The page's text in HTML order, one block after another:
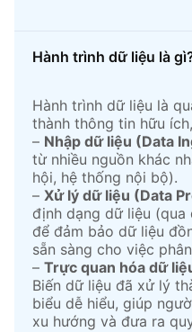
Hành trình dữ liệu là
Hành trình dữ liệu là
thành thông tin hữu
– Nhập dữ liệu (Data
từ nhiều nguồn khác
hội, hệ thống nội bộ).
– Xử lý dữ liệu (Data
định dạng dữ liệu (qua
để đảm bảo dữ liệu
sẵn sàng cho việc
– Trực quan hóa dữ
Biến dữ liệu đã xử lý
biểu dễ hiểu, giúp
xu hướng và đưa ra